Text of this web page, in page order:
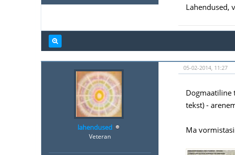
Lahendused,
lahendused
Veteran
05-02-2014, 11:27
Dogmaatiline
tekst) -
Ma